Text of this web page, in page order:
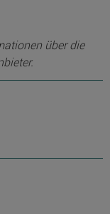
über die